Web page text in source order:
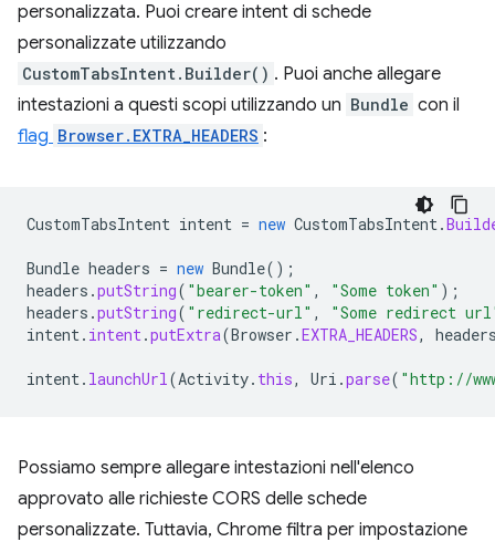
personalizzata. Puoi creare intent di schede
personalizzate utilizzando
CustomTabsIntent.Builder() . Puoi anche allegare
intestazioni a questi scopi utilizzando un Bundle con il
flag Browser.EXTRA_HEADERS :
CustomTabsIntent intent = new CustomTabsIntent.
Bundle headers = new Bundle();
headers .putString( "bearer-token" , "Some token" );
headers .putString( "redirect-url" ,
"Some redirect
intent. intent.putExtra(Browser .EXTRA_HEADERS,
intent. launchUrl(Activity. this, Uri .parse( "http://
Possiamo sempre allegare intestazioni nell'elenco
approvato alle richieste CORS delle schede
personalizzate. Tuttavia, Chrome filtra per impostazione